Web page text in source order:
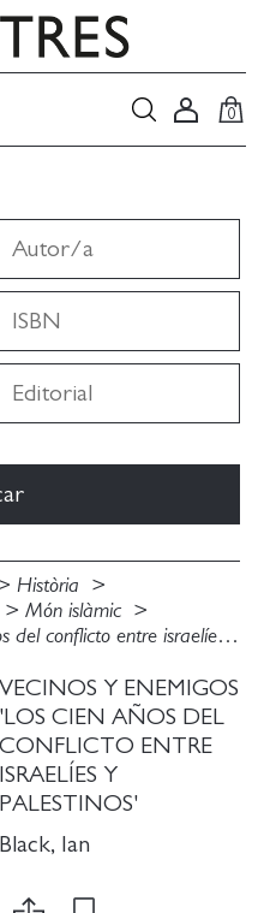
0
Història
Món islàmic
Vecinos y enemigos 'Los cien años del conflicto entre israelíes y palestinos'
VECINOS Y ENEMIGOS
'LOS CIEN AÑOS DEL
CONFLICTO ENTRE
ISRAELÍES Y
PALESTINOS'
Black, Ian